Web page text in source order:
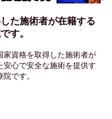
た施術者が在籍する
す。
家資格を取得した施術者が
安心で安全な施術を提供す
です。